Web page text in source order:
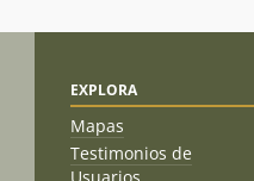
EXPLORA
Mapas
Testimonios de